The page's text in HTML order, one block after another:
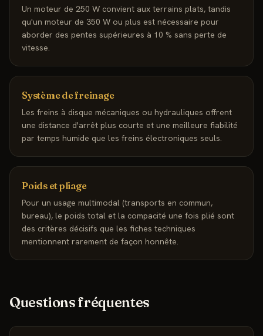
Un moteur de 250 W convient aux terrains plats, tandis
qu'un moteur de 350 W ou plus est nécessaire pour
aborder des pentes supérieures à 10 % sans perte de
vitesse.
Système de freinage
Les freins à disque mécaniques ou hydrauliques offrent
une distance d'arrêt plus courte et une meilleure fiabilité
par temps humide que les freins électroniques seuls.
Poids et pliage
Pour un usage multimodal (transports en commun,
bureau), le poids total et la compacité une fois plié sont
des critères décisifs que les fiches techniques
mentionnent rarement de façon honnête.
Questions fréquentes